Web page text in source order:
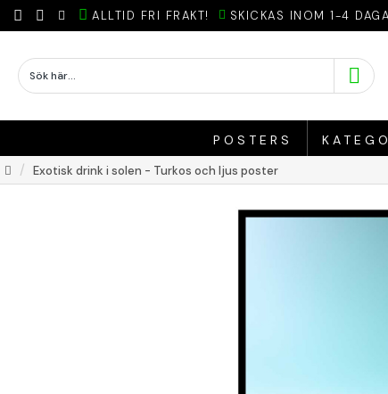
ALLTID FRI FRAKT! SKICKAS INOM 1-4
POSTERS
Exotisk drink i solen - Turkos och ljus poster